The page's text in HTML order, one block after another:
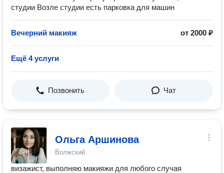
студии Возле студии есть парковка для машин
Вечерний макияж от 2000 ₽
Ещё 4 услуги
Позвонить Чат
Ольга Аршинова
Волжский
визажист, выполняю макияжи для любого случая